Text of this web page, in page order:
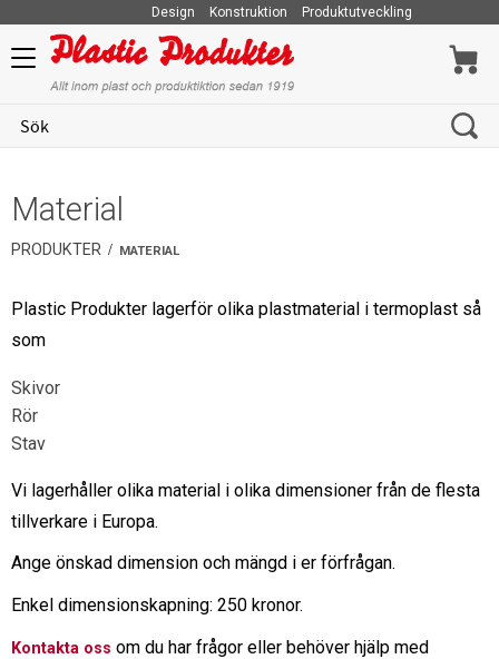
Meny
Design Konstruktion Produktutveckling
Material
PRODUKTER MATERIAL
Plastic Produkter lagerför olika plastmaterial i termoplast så
som
Skivor
Rör
Stav
Vi lagerhåller olika material i olika dimensioner från de flesta
tillverkare i Europa.
Ange önskad dimension och mängd i er förfrågan.
Enkel dimensionskapning: 250 kronor.
Kontakta oss om du har frågor eller behöver hjälp med